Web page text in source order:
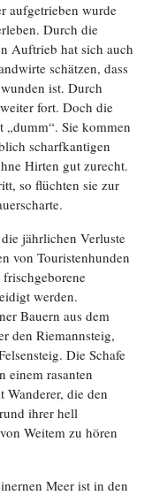
aufgetrieben wurde
Durch die
Auftrieb hat sich auch
schätzen, dass
ist. Durch
fort. Doch die
„dumm“. Sie kommen
scharfkantigen
Hirten gut zurecht.
so flüchten sie zur
jährlichen Verluste
von Touristenhunden
werden.
Bauern aus dem
den Riemannsteig,
Die Schafe
einem rasanten
Wanderer, die den
ihrer hell
Weitem zu hören
Meer ist in den